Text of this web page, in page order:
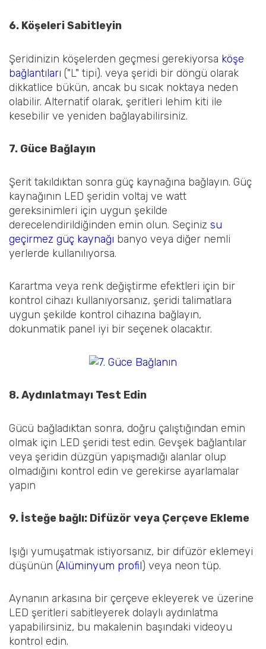
6. Köşeleri Sabitleyin
Şeridinizin köşelerden geçmesi gerekiyorsa köşe
bağlantıları ("L" tipi). veya şeridi bir döngü olarak
dikkatlice bükün, ancak bu sıcak noktaya neden
olabilir. Alternatif olarak, şeritleri lehim kiti ile
kesebilir ve yeniden bağlayabilirsiniz.
7. Güce Bağlayın
Şerit takıldıktan sonra güç kaynağına bağlayın. Güç
kaynağının LED şeridin voltaj ve watt
gereksinimleri için uygun şekilde
derecelendirildiğinden emin olun. Seçiniz su
geçirmez güç kaynağı banyo veya diğer nemli
yerlerde kullanılıyorsa.
Karartma veya renk değiştirme efektleri için bir
kontrol cihazı kullanıyorsanız, şeridi talimatlara
uygun şekilde kontrol cihazına bağlayın,
dokunmatik panel iyi bir seçenek olacaktır.
8. Aydınlatmayı Test Edin
Gücü bağladıktan sonra, doğru çalıştığından emin
olmak için LED şeridi test edin. Gevşek bağlantılar
veya şeridin düzgün yapışmadığı alanlar olup
olmadığını kontrol edin ve gerekirse ayarlamalar
yapın
9. İsteğe bağlı: Difüzör veya Çerçeve Ekleme
Işığı yumuşatmak istiyorsanız, bir difüzör eklemeyi
düşünün (Alüminyum profil) veya neon tüp.
Aynanın arkasına bir çerçeve ekleyerek ve üzerine
LED şeritleri sabitleyerek dolaylı aydınlatma
yapabilirsiniz, bu makalenin başındaki videoyu
kontrol edin.